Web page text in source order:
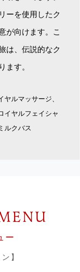
ーを使用したク
が向けます。こ
は、伝説的なク
ます。
ルマッサージ、
イヤルフェイシャ
ルクバス
ー
】